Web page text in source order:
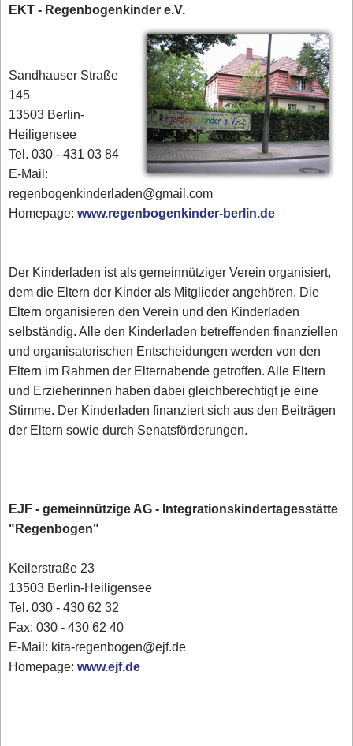
EKT - Regenbogenkinder e.V.
Sandhauser Straße
145
13503 Berlin-
Heiligensee
Tel. 030 - 431 03 84‎
E-Mail:
regenbogenkinderladen@gmail.com
Homepage:www.regenbogenkinder-berlin.de
Der Kinderladen ist als gemeinnütziger Verein organisiert,
dem die Eltern der Kinder als Mitglieder angehören. Die
Eltern organisieren den Verein und den Kinderladen
selbständig. Alle den Kinderladen betreffenden finanziellen
und organisatorischen Entscheidungen werden von den
Eltern im Rahmen der Elternabende getroffen. Alle Eltern
und Erzieherinnen haben dabei gleichberechtigt je eine
Stimme. Der Kinderladen finanziert sich aus den Beiträgen
der Eltern sowie durch Senatsförderungen.
EJF - gemeinnützige AG - Integrationskindertagesstätte
"Regenbogen"
Keilerstraße 23
13503 Berlin-Heiligensee
Tel. 030 - 430 62 32
Fax: 030 - 430 62 40
E-Mail: kita-regenbogen@ejf.de
Homepage:www.ejf.de